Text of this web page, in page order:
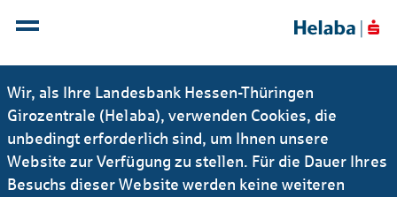
Datenschutzhinweise für
externe Dienstleister
Wir, als Ihre Landesbank Hessen-Thüringen
Girozentrale (Helaba), verwenden Cookies, die
unbedingt erforderlich sind, um Ihnen unsere
Website zur Verfügung zu stellen. Für die Dauer Ihres
Besuchs dieser Website werden keine weiteren